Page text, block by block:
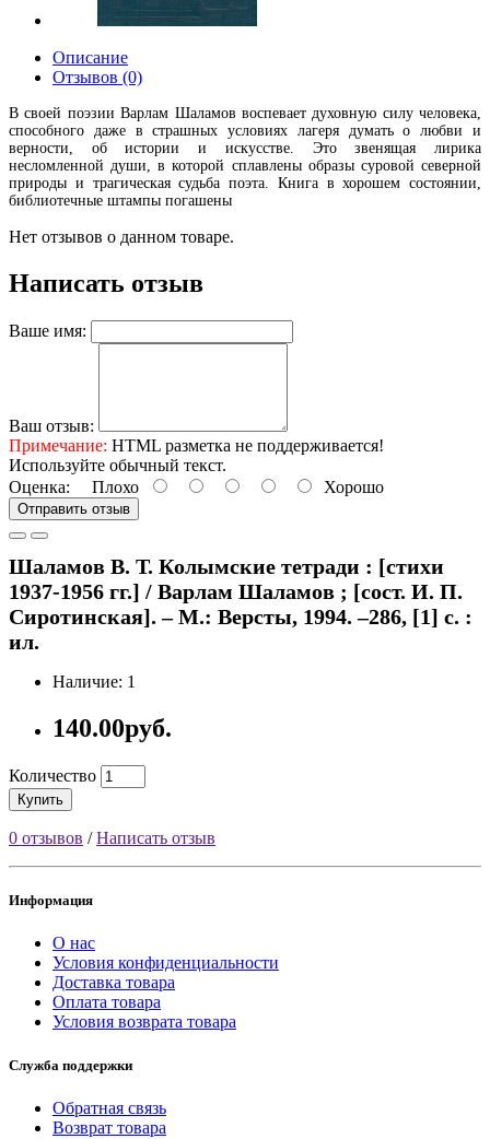
Описание
Отзывов (0)
В своей поэзии Варлам Шаламов воспевает духовную силу человека,
способного даже в страшных условиях лагеря думать о любви и
верности, об истории и искусстве. Это звенящая лирика
несломленной души, в которой сплавлены образы суровой северной
природы и трагическая судьба поэта. Книга в хорошем состоянии,
библиотечные штампы погашены
Нет отзывов о данном товаре.
Написать отзыв
Ваше имя:
Ваш отзыв:
Примечание: HTML разметка не поддерживается!
Используйте обычный текст.
Оценка: Плохо Хорошо
Отправить отзыв
Шаламов В. Т. Колымские тетради : [стихи
1937-1956 гг.] / Варлам Шаламов ; [сост. И. П.
Сиротинская]. – М.: Версты, 1994. –286, [1] с. :
ил.
Наличие: 1
140.00руб.
Количество
Купить
0 отзывов /Написать отзыв
Информация
О нас
Условия конфиденциальности
Доставка товара
Оплата товара
Условия возврата товара
Служба поддержки
Обратная связь
Возврат товара